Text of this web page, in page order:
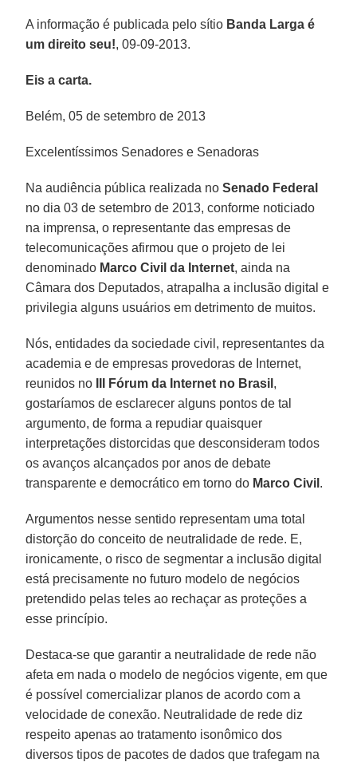
A informação é publicada pelo sítio Banda Larga é
um direito seu!, 09-09-2013.
Eis a carta.
Belém, 05 de setembro de 2013
Excelentíssimos Senadores e Senadoras
Na audiência pública realizada noSenado Federal
no dia 03 de setembro de 2013, conforme noticiado
na imprensa, o representante das empresas de
telecomunicações afirmou que o projeto de lei
denominado Marco Civil da Internet, ainda na
Câmara dos Deputados, atrapalha a inclusão digital e
privilegia alguns usuários em detrimento de muitos.
Nós, entidades da sociedade civil, representantes da
academia e de empresas provedoras de Internet,
reunidos no
III Fórum da Internet no Brasil ,
gostaríamos de esclarecer alguns pontos de tal
argumento, de forma a repudiar quaisquer
interpretações distorcidas que desconsideram todos
os avanços alcançados por anos de debate
transparente e democrático em torno do Marco Civil .
Argumentos nesse sentido representam uma total
distorção do conceito de neutralidade de rede. E,
ironicamente, o risco de segmentar a inclusão digital
está precisamente no futuro modelo de negócios
pretendido pelas teles ao rechaçar as proteções a
esse princípio.
Destaca-se que garantir a neutralidade de rede não
afeta em nada o modelo de negócios vigente, em que
é possível comercializar planos de acordo com a
velocidade de conexão. Neutralidade de rede diz
respeito apenas ao tratamento isonômico dos
diversos tipos de pacotes de dados que trafegam na